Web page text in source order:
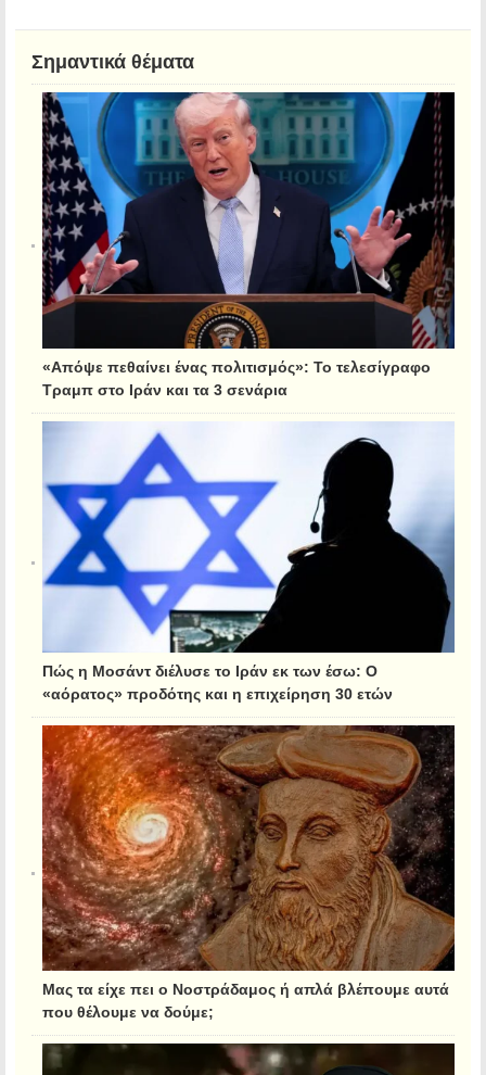
Σημαντικά θέματα
«Απόψε πεθαίνει ένας πολιτισμός»: Το τελεσίγραφο
Τραμπ στο Ιράν και τα 3 σενάρια
Πώς η Μοσάντ διέλυσε το Ιράν εκ των έσω: Ο
«αόρατος» προδότης και η επιχείρηση 30 ετών
Μας τα είχε πει ο Νοστράδαμος ή απλά βλέπουμε αυτά
που θέλουμε να δούμε;